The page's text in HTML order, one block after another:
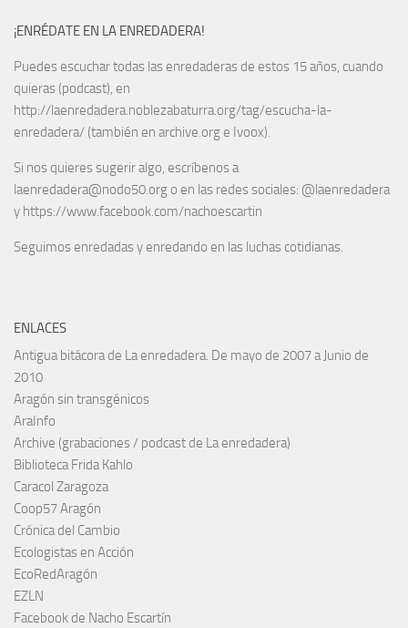
¡ENRÉDATE EN LA ENREDADERA!
Puedes escuchar todas las enredaderas de estos 15 años, cuando
quieras (podcast), en
http://laenredadera.noblezabaturra.org/tag/escucha-la-
enredadera/ (también en archive.org e Ivoox).
Si nos quieres sugerir algo, escríbenos a
laenredadera@nodo50.org o en las redes sociales: @laenredadera
y https://www.facebook.com/nachoescartin
Seguimos enredadas y enredando en las luchas cotidianas.
ENLACES
Antigua bitácora de La enredadera. De mayo de 2007 a Junio de
2010
Aragón sin transgénicos
AraInfo
Archive (grabaciones / podcast de La enredadera)
Biblioteca Frida Kahlo
Caracol Zaragoza
Coop57 Aragón
Crónica del Cambio
Ecologistas en Acción
EcoRedAragón
EZLN
Facebook de Nacho Escartín